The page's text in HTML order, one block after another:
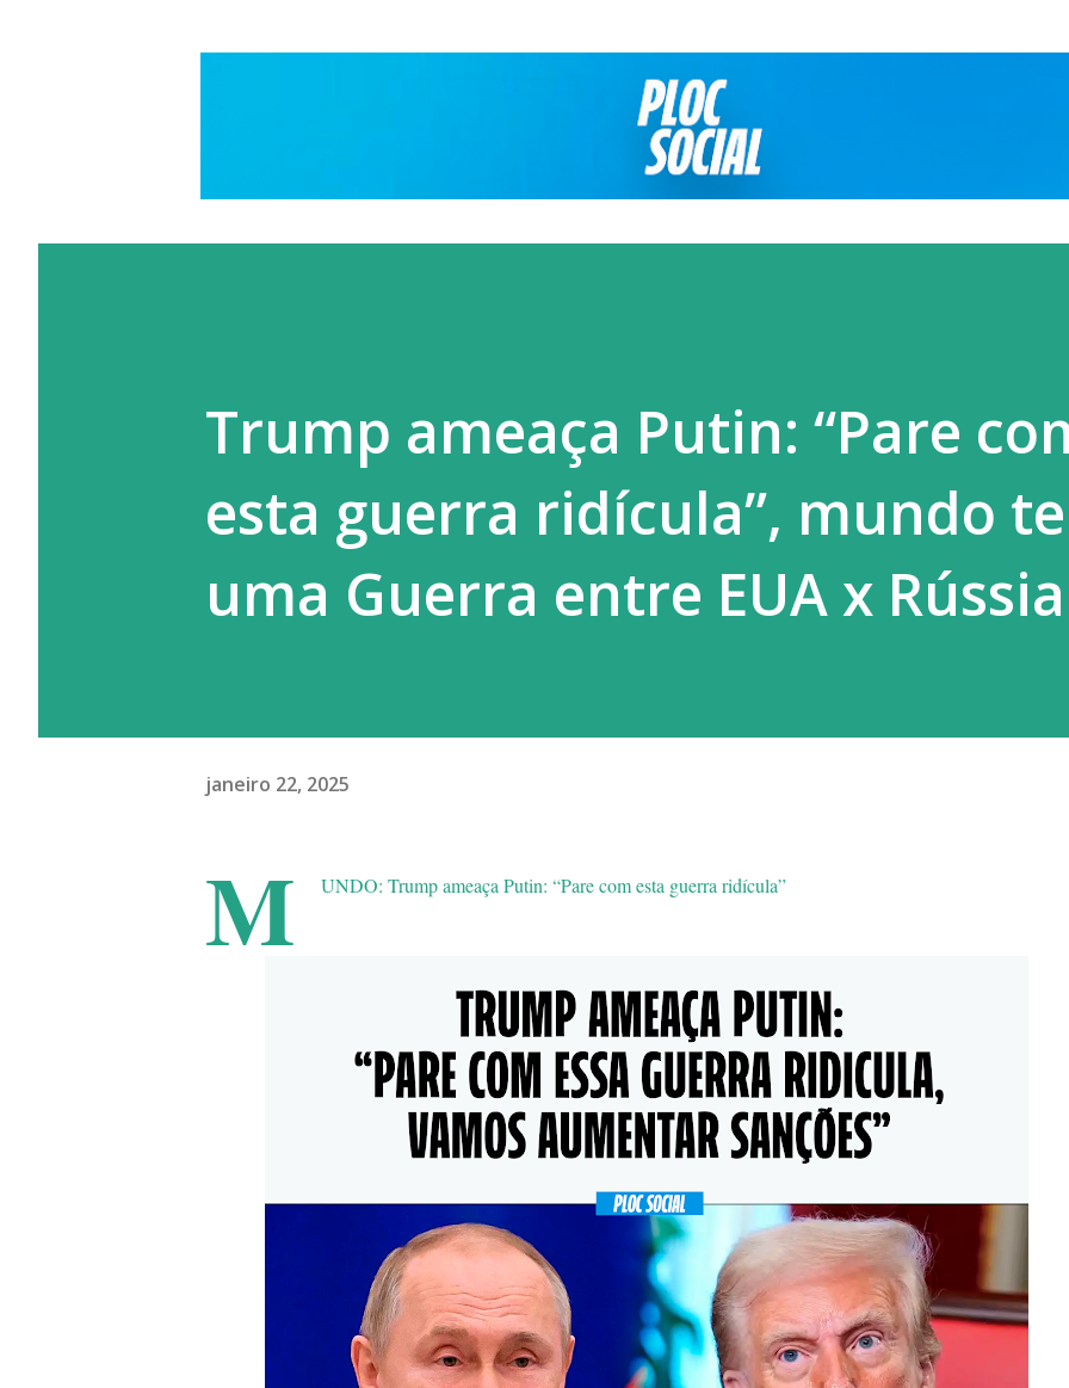
Trump ameaça Putin: “Pare
esta guerra ridícula”, mundo
uma Guerra entre EUA x Rússia
janeiro 22, 2025
M UNDO: Trump ameaça Putin: “Pare com esta guerra ridícula”